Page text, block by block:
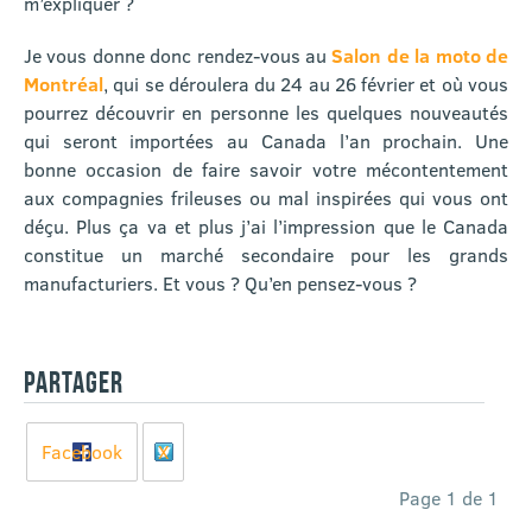
Je vous donne donc rendez-vous auSalon de la moto de
Montréal, qui se déroulera du 24 au 26 février et où vous
pourrez découvrir en personne les quelques nouveautés
qui seront importées au Canada l’an prochain. Une
bonne occasion de faire savoir votre mécontentement
aux compagnies frileuses ou mal inspirées qui vous ont
déçu. Plus ça va et plus j’ai l’impression que le Canada
constitue un marché secondaire pour les grands
manufacturiers. Et vous ? Qu’en pensez-vous ?
PARTAGER
Facebook
X
Page 1 de 1